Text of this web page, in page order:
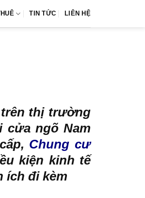
TIN TỨC LIÊN HỆ
thị trường
ngõ Nam
Chung cư
kiện kinh tế
ích đi kèm